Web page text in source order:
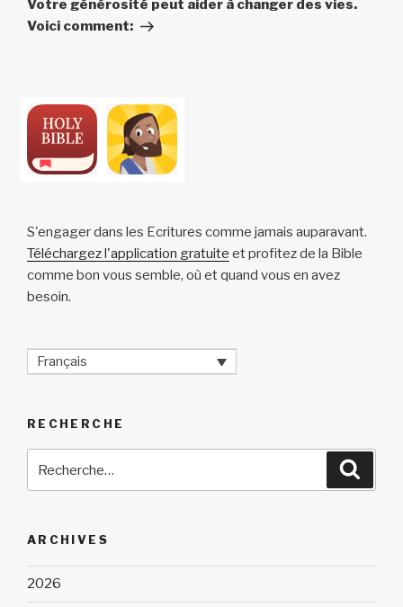
Votre générosité peut aider à changer des vies.
Voici comment:
S'engager dans les Ecritures comme jamais auparavant.
Téléchargez l'application gratuite et profitez de la Bible
comme bon vous semble, où et quand vous en avez
besoin.
Français
RECHERCHE
pour
ARCHIVES
2026